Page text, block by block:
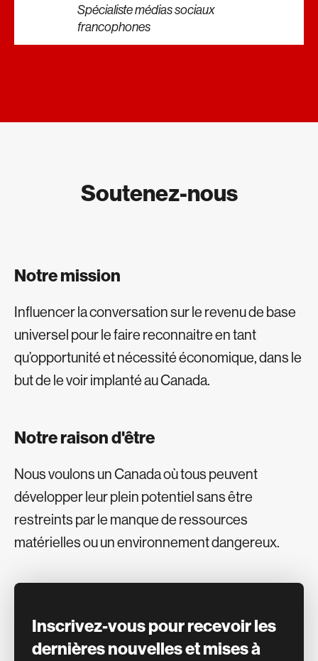
Spécialiste médias sociaux
francophones
Soutenez-nous
Notre mission
Influencer la conversation sur le revenu de base
universel pour le faire reconnaitre en tant
qu’opportunité et nécessité économique, dans le
but de le voir implanté au Canada.
Notre raison d'être
Nous voulons un Canada où tous peuvent
développer leur plein potentiel sans être
restreints par le manque de ressources
matérielles ou un environnement dangereux.
Inscrivez-vous pour recevoir les
dernières nouvelles et mises à